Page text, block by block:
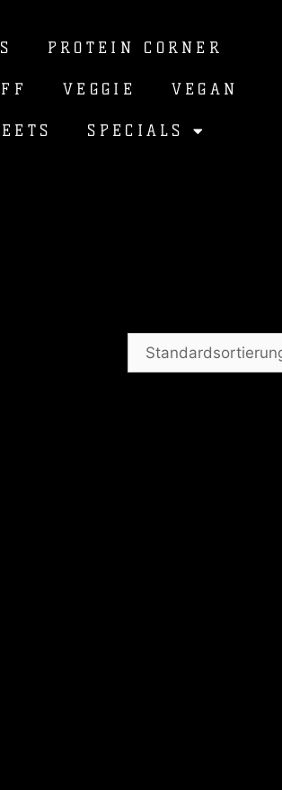
PROTEIN CORNER
VEGGIE VEGAN
SPECIALS